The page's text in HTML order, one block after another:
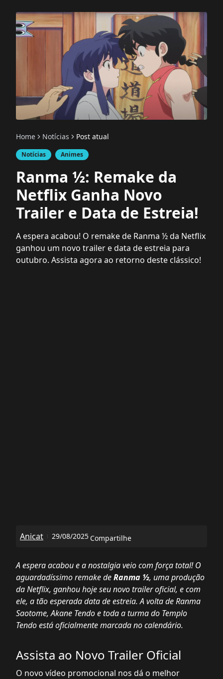
Home Notícias Post atual
Notícias Animes
Ranma ½: Remake da
Netflix Ganha Novo
Trailer e Data de Estreia!
A espera acabou! O remake de Ranma ½ da Netflix
ganhou um novo trailer e data de estreia para
outubro. Assista agora ao retorno deste clássico!
Anicat 29/08/2025 Compartilhe
A espera acabou e a nostalgia veio com força total! O
aguardadíssimo remake deRanma ½, uma produção
da Netflix, ganhou hoje seu novo trailer oficial, e com
ele, a tão esperada data de estreia. A volta de Ranma
Saotome, Akane Tendo e toda a turma do Templo
Tendo está oficialmente marcada no calendário.
Assista ao Novo Trailer Oficial
O novo vídeo promocional nos dá o melhor